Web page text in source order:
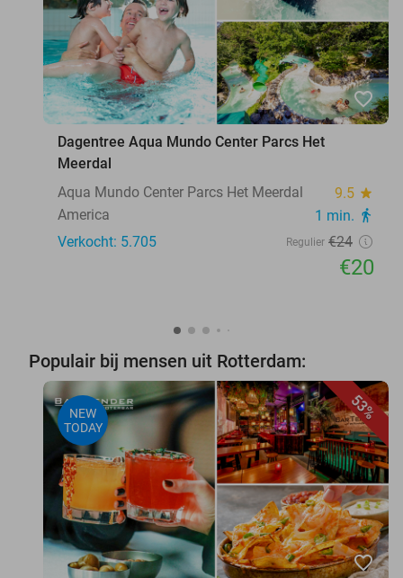
favorite_border
Dagentree Aqua Mundo Center Parcs Het
Meerdal
Aqua Mundo Center Parcs Het Meerdal
9.5 star
America 1 min. directions_walk
Verkocht: 5.705 Regulier €24
€20
Populair bij mensen uit Rotterdam:
53%
NEW
TODAY
favorite_border